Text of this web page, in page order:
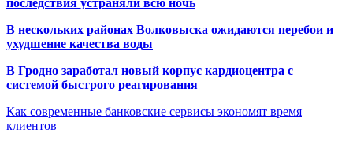
В нескольких районах Волковыска ожидаются перебои и
ухудшение качества воды
В Гродно заработал новый корпус кардиоцентра с
системой быстрого реагирования
Как современные банковские сервисы экономят время
клиентов